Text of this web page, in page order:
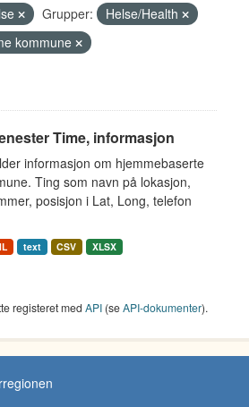
Grupper:
Helse/Health
kommune
Time, informasjon
informasjon om hjemmebaserte
Ting som navn på lokasjon,
posisjon i Lat, Long, telefon
text CSV XLSX
registeret med API (seAPI-dokumenter).